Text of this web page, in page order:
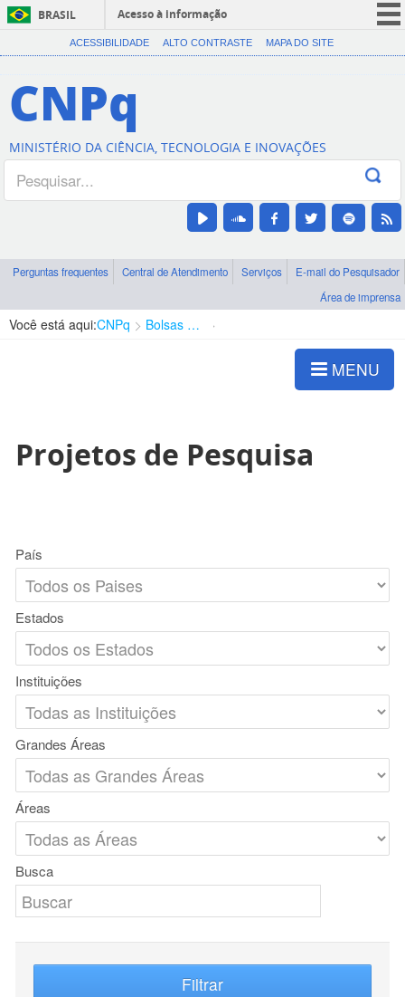
BRASIL
Acesso à informação
CORONAVÍRUS (COVID-19)
Canais
ACESSIBILIDADE ALTO CONTRASTE MAPA DO SITE
CNPq
MINISTÉRIO DA CIÊNCIA, TECNOLOGIA E INOVAÇÕES
Perguntas frequentes Central de Atendimento Serviços
E-mail do Pesquisador
Área de imprensa
Você está aqui:CNPq Bolsas e Auxílios Vigentes
MENU
Projetos de Pesquisa
País
Estados
Instituições
Grandes Áreas
Áreas
Busca
Filtrar